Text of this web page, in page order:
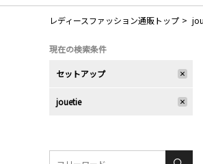
レディースファッション通販トップ
現在の検索条件
セットアップ
jouetie